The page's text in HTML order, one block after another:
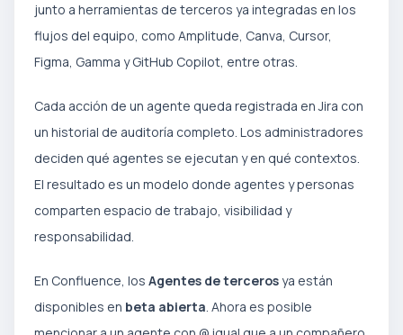
junto a herramientas de terceros ya integradas en los
flujos del equipo, como Amplitude, Canva, Cursor,
Figma, Gamma y GitHub Copilot, entre otras.
Cada acción de un agente queda registrada en Jira con
un historial de auditoría completo. Los administradores
deciden qué agentes se ejecutan y en qué contextos.
El resultado es un modelo donde agentes y personas
comparten espacio de trabajo, visibilidad y
responsabilidad.
En Confluence, los Agentes de terceros ya están
disponibles en beta abierta. Ahora es posible